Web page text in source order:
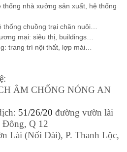
thống nhà xưởng sản xuất, hệ thống
thống chuồng trại chăn nuôi…
mại: siêu thị, buildings…
trang trí nội thất, lợp mái…
ÂM CHỐNG NÓNG AN
51/26/20 đường vườn lài
Đông, Q 12
Lài (Nối Dài), P. Thanh Lộc,